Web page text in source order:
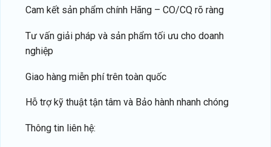
Cam kết sản phẩm chính Hãng – CO/CQ rõ ràng
Tư vấn giải pháp và sản phẩm tối ưu cho doanh
nghiệp
Giao hàng miễn phí trên toàn quốc
Hỗ trợ kỹ thuật tận tâm và Bảo hành nhanh chóng
Thông tin liên hệ: